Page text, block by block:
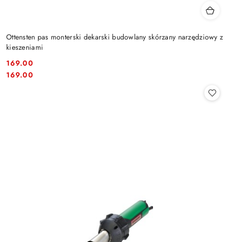
Ottensten pas monterski dekarski budowlany skórzany narzędziowy z
kieszeniami
Cena:
169.00
Cena:
169.00